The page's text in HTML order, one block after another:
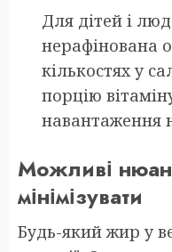
Для дітей і
нерафінована
кількостях у
порцію
навантаження
Можливі
мінімізувати
Будь-який жир у